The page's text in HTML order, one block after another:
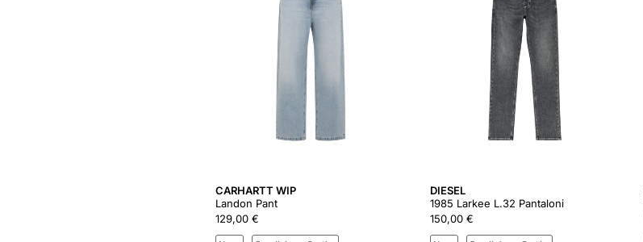
CARHARTT WIP
Landon Pant
129,00 €
DIESEL
1985 Larkee L.32 Pantaloni
150,00 €